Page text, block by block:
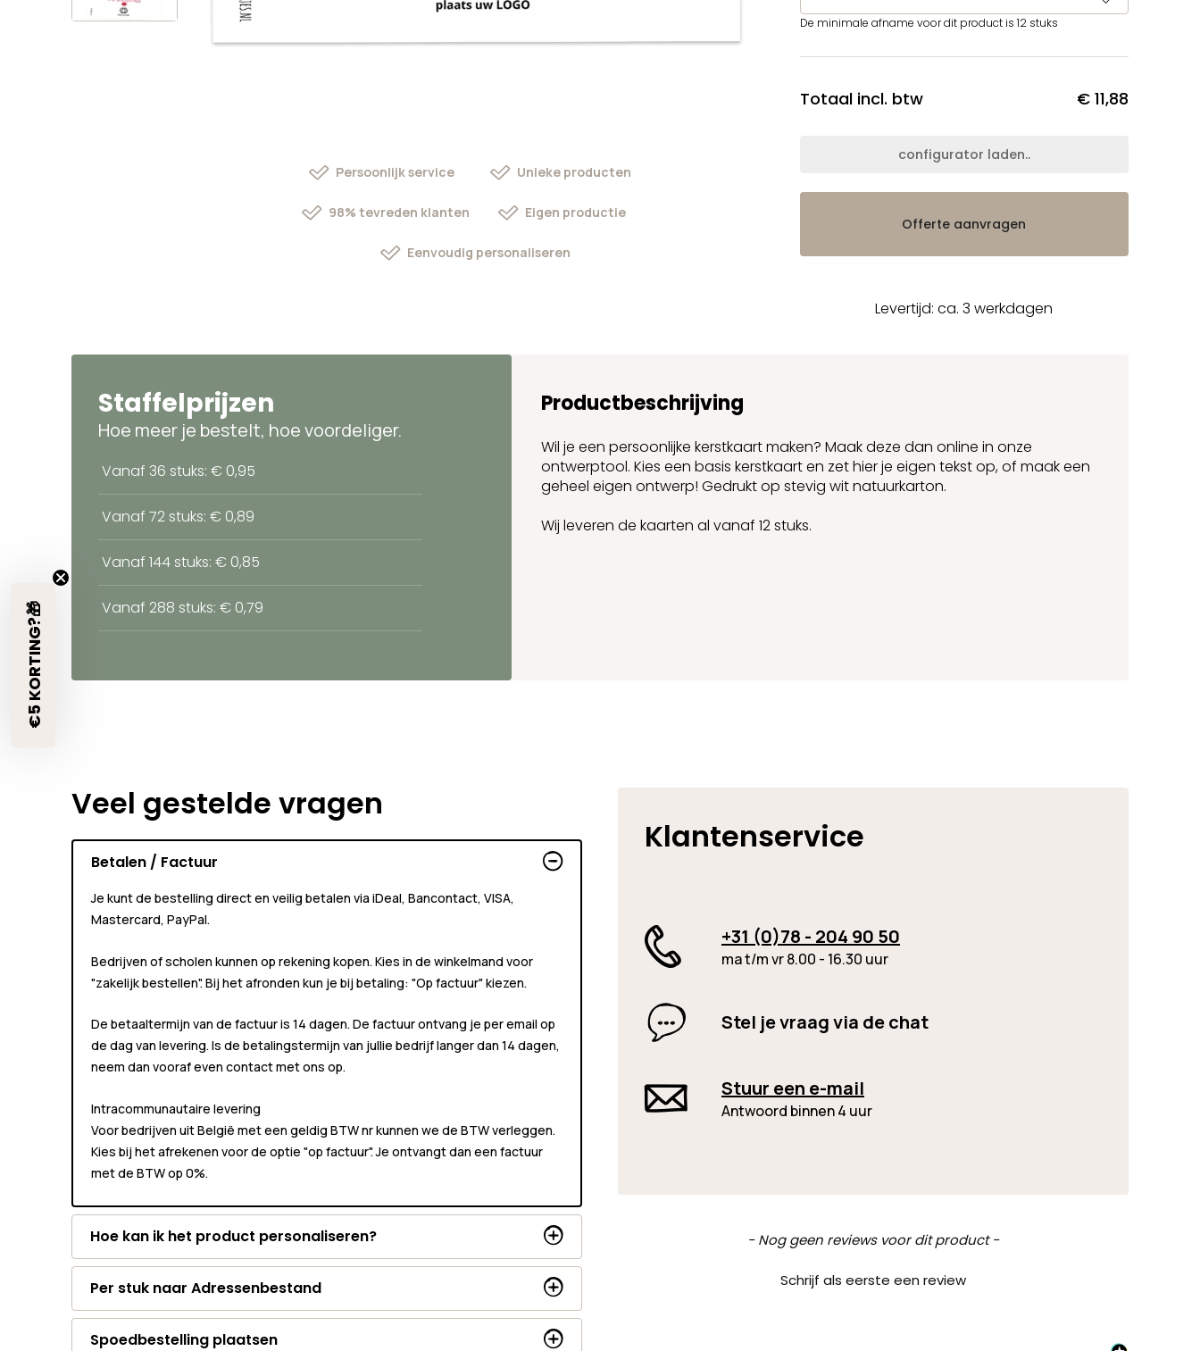
Persoonlijk service Unieke producten
98% tevreden klanten Eigen productie
Eenvoudig personaliseren
De minimale afname voor dit product is 12 stuks
Totaal incl. btw € 11,88
configurator laden..
Offerte aanvragen
Levertijd: ca. 3 werkdagen
Staffelprijzen
Hoe meer je bestelt, hoe voordeliger.
Vanaf 36 stuks: € 0,95
Vanaf 72 stuks: € 0,89
Vanaf 144 stuks: € 0,85
Vanaf 288 stuks: € 0,79
Productbeschrijving
Wil je een persoonlijke kerstkaart maken? Maak deze dan online in onze
ontwerptool. Kies een basis kerstkaart en zet hier je eigen tekst op, of maak een
geheel eigen ontwerp! Gedrukt op stevig wit natuurkarton.
Wij leveren de kaarten al vanaf 12 stuks.
Veel gestelde vragen
Betalen / Factuur
Je kunt de bestelling direct en veilig betalen via iDeal, Bancontact, VISA,
Mastercard, PayPal.
Bedrijven of scholen kunnen op rekening kopen. Kies in de winkelmand voor
"zakelijk bestellen". Bij het afronden kun je bij betaling: "Op factuur" kiezen.
De betaaltermijn van de factuur is 14 dagen. De factuur ontvang je per email op
de dag van levering. Is de betalingstermijn van jullie bedrijf langer dan 14 dagen,
neem dan vooraf even contact met ons op.
Intracommunautaire levering
Voor bedrijven uit België met een geldig BTW nr kunnen we de BTW verleggen.
Kies bij het afrekenen voor de optie "op factuur". Je ontvangt dan een factuur
met de BTW op 0%.
Hoe kan ik het product personaliseren?
Per stuk naar Adressenbestand
Spoedbestelling plaatsen
Klantenservice
+31 (0)78 - 204 90 50
ma t/m vr 8.00 - 16.30 uur
Stel je vraag via de chat
Stuur een e-mail
Antwoord binnen 4 uur
- Nog geen reviews voor dit product -
Schrijf als eerste een review
New content loaded
€5 KORTING?🎁